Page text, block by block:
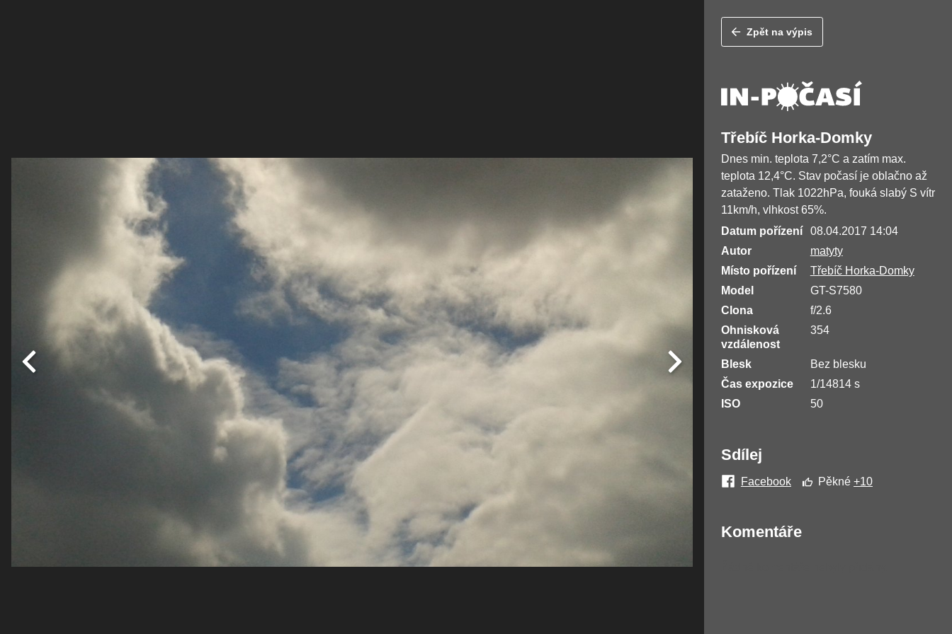
Zpět na výpis
Třebíč Horka-Domky
Dnes min. teplota 7,2°C a zatím max.
teplota 12,4°C. Stav počasí je oblačno až
zataženo. Tlak 1022hPa, fouká slabý S vítr
11km/h, vlhkost 65%.
Datum pořízení
08.04.2017 14:04
Autor
matyty
Místo pořízení
Třebíč Horka-Domky
Model
GT-S7580
Clona
f/2.6
Ohnisková
vzdálenost
354
Blesk
Bez blesku
Čas expozice
1/14814 s
ISO
50
Sdílej
Facebook Pěkné +10
Komentáře